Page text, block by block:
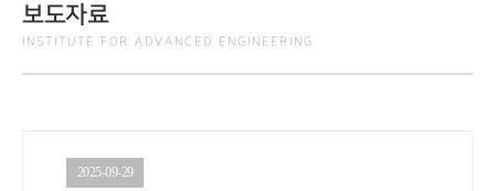
보도자료
INSTITUTE FOR ADVANCED ENGINEERING
2025-09-29